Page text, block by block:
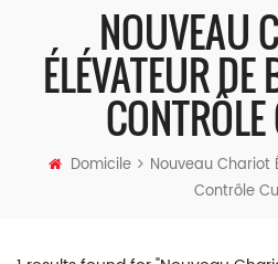
NOUVEAU
ÉLÉVATEUR DE
Domicile
Nouveau Chariot
Contrôle